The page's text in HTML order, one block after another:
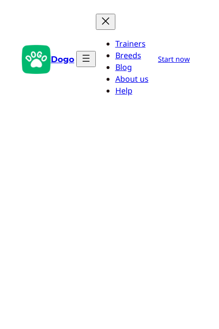
Dogo
Trainers
Breeds
Blog
About us
Help
Start now